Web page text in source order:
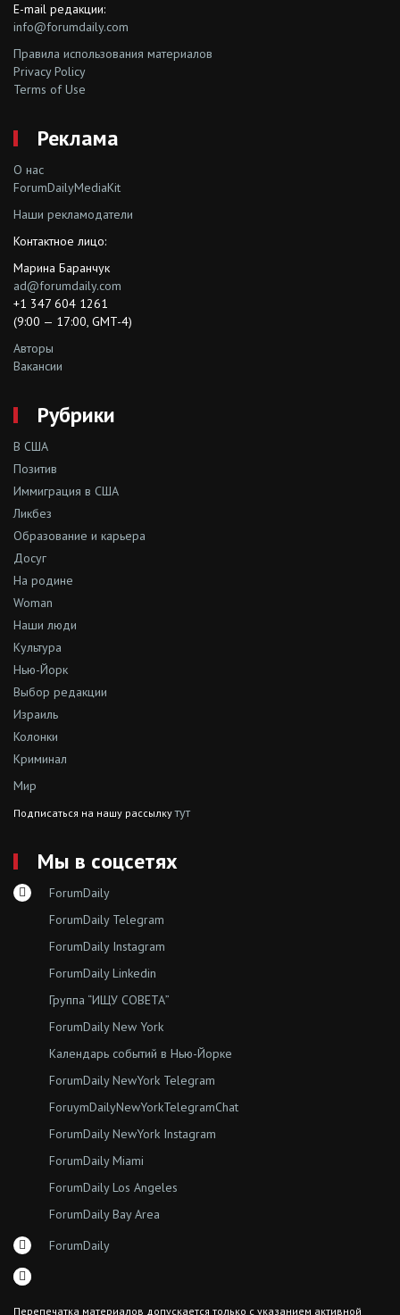
E-mail редакции:
info@forumdaily.com
Правила использования материалов
Privacy Policy
Terms of Use
Реклама
О нас
ForumDailyMediaKit
Наши рекламодатели
Контактное лицо:
Марина Баранчук
ad@forumdaily.com
+1 347 604 1261
(9:00 — 17:00, GMT-4)
Авторы
Вакансии
Рубрики
В США
Позитив
Иммиграция в США
Ликбез
Образование и карьера
Досуг
На родине
Woman
Наши люди
Культура
Нью-Йорк
Выбор редакции
Израиль
Колонки
Криминал
Мир
Подписаться на нашу рассылкутут
Мы в соцсетях
ForumDaily
ForumDaily Telegram
ForumDaily Instagram
ForumDaily Linkedin
Группа “ИЩУ СОВЕТА”
ForumDaily New York
Календарь событий в Нью-Йорке
ForumDaily NewYork Telegram
ForuymDailyNewYorkTelegramChat
ForumDaily NewYork Instagram
ForumDaily Miami
ForumDaily Los Angeles
ForumDaily Bay Area
ForumDaily
Перепечатка материалов допускается только с указанием активной